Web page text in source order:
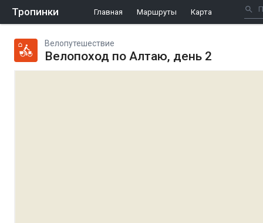
Тропинки Главная Маршруты Карта
Велопутешествие
Велопоход по Алтаю, день 2